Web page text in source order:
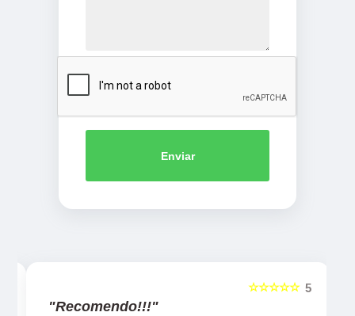
Enviar
5
☆☆☆☆☆
"Recomendo!!!"